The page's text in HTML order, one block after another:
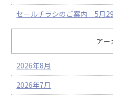
セールチラシのご案内 5月
アー
2026年8月
2026年7月